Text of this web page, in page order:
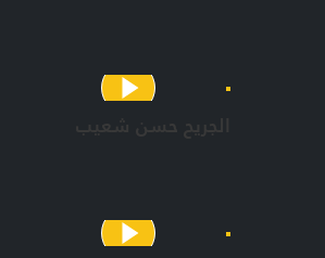
الجريح حسن شعيب